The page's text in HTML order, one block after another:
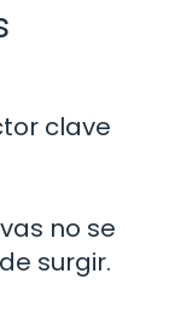
clave
no se
surgir.